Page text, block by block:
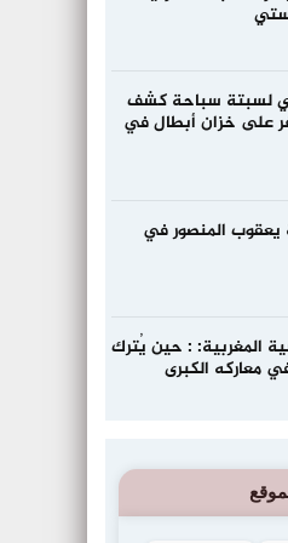
لسبتة سباحة كشف
على خزان أبطال في
المنصور في
المغربية: : حين يُترك
معاركه الكبرى